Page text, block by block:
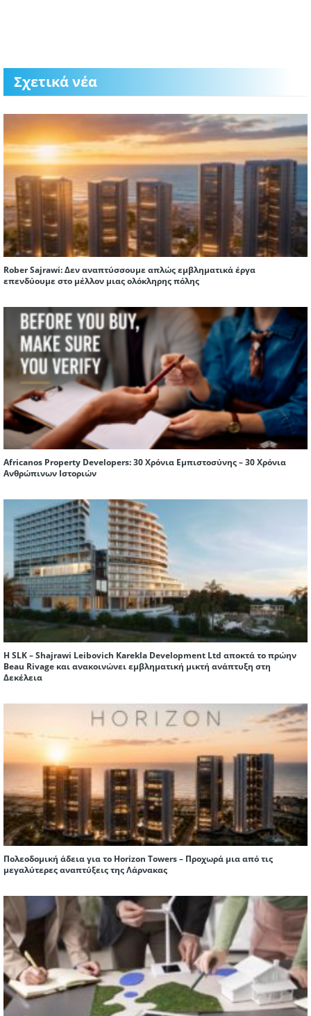
Σχετικά νέα
Rober Sajrawi: Δεν αναπτύσσουμε απλώς εμβληματικά έργα
επενδύουμε στο μέλλον μιας ολόκληρης πόλης
Africanos Property Developers: 30 Χρόνια Εμπιστοσύνης – 30 Χρόνια
Ανθρώπινων Ιστοριών
Η SLK – Shajrawi Leibovich Karekla Development Ltd αποκτά το πρώην
Beau Rivage και ανακοινώνει εμβληματική μικτή ανάπτυξη στη
Δεκέλεια
Πολεοδομική άδεια για το Horizon Towers – Προχωρά μια από τις
μεγαλύτερες αναπτύξεις της Λάρνακας